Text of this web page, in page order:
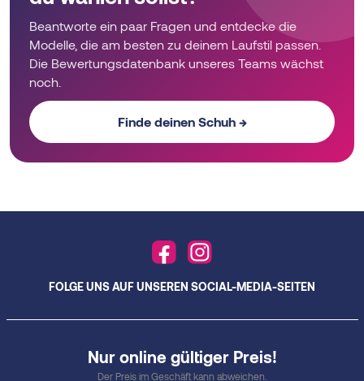
Beantworte ein paar Fragen und entdecke die
Modelle, die am besten zu deinem Laufstil passen.
Die Bewertungsdatenbank unseres Teams wächst
noch.
Finde deinen Schuh →
Nur online gültiger Preis!
Der Preis im Geschäft kann abweichen.
FOLGE UNS AUF UNSEREN SOCIAL-MEDIA-SEITEN